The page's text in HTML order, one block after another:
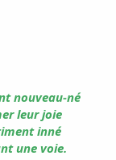
un
nouveau-né
leur joie
inné
une voie.